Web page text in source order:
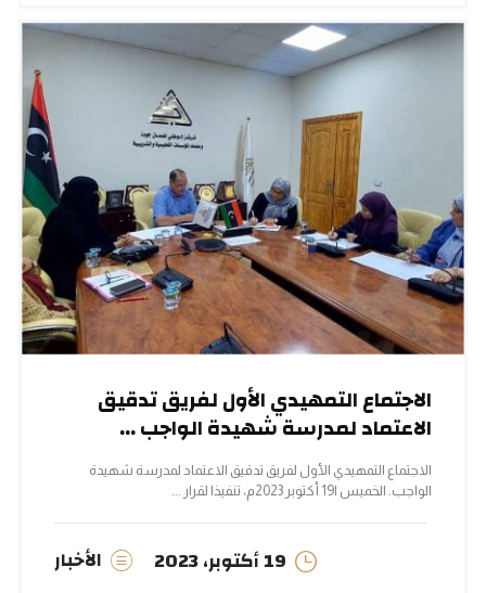
الاجتماع التمهيدي الأول لفريق تدقيق
الاعتماد لمدرسة شهيدة الواجب ...
الاجتماع التمهيدي الأول لفريق تدقيق الاعتماد لمدرسة شهيدة
الواجب. الخميس |19 أكتوبر 2023م، تنفيذا لقرار ...
19 أكتوبر، 2023 الأخبار